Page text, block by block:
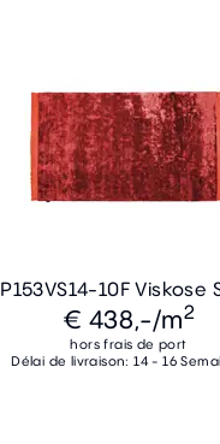
P153VS14-10F Viskose
€ 438,-/m2
hors frais de port
Délai de livraison: 14 - 16